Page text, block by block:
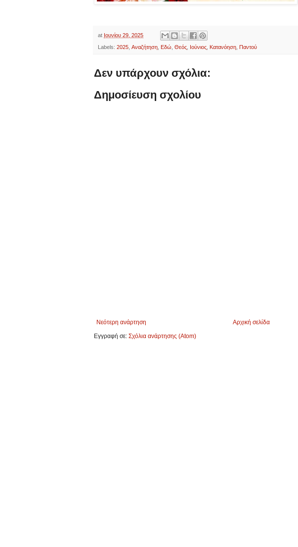
at Ιουνίου 29, 2025
Labels: 2025 Αναζήτηση Εδώ Θεός Ιούνιος Κατανόηση Παντού
Δεν υπάρχουν σχόλια:
Δημοσίευση σχολίου
Νεότερη ανάρτηση
Αρχική σελίδα
Εγγραφή σε: Σχόλια ανάρτησης (Atom)